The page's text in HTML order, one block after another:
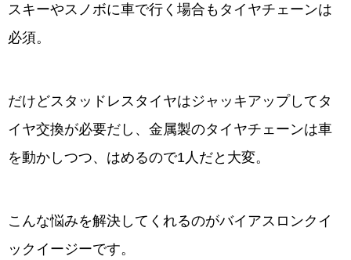
スキーやスノボに車で行く場合もタイヤチェーンは
必須。
だけどスタッドレスタイヤはジャッキアップしてタ
イヤ交換が必要だし、金属製のタイヤチェーンは車
を動かしつつ、はめるので1人だと大変。
こんな悩みを解決してくれるのがバイアスロンクイ
ックイージーです。